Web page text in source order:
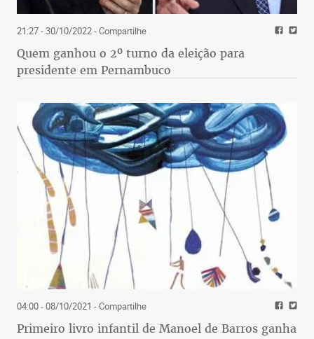
21:27 - 30/10/2022- Compartilhe
Quem ganhou o 2º turno da eleição para
presidente em Pernambuco
04:00 - 08/10/2021 - Compartilhe
Primeiro livro infantil de Manoel de Barros ganha